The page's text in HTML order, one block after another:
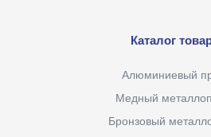
Каталог
Алюминиевый
Медный
Бронзовый